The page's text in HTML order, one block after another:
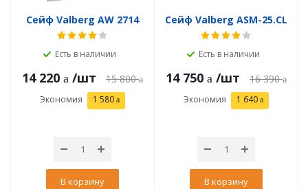
Сейф Valberg AW 2714
Есть в наличии
14 220 /шт 15 800
Экономия 1 580
В корзину
Сейф Valberg ASM-25.CL
Есть в наличии
14 750 /шт 16 390
Экономия 1 640
В корзину